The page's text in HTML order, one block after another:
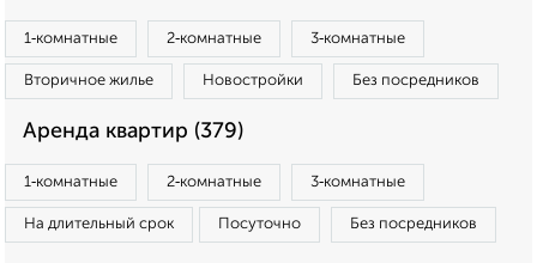
1‑комнатные 2‑комнатные 3‑комнатные
Вторичное жилье Новостройки Без посредников
Аренда квартир (379)
1‑комнатные 2‑комнатные 3‑комнатные
На длительный срок Посуточно Без посредников